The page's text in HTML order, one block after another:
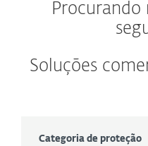
Procurando
Soluções
Categoria de proteção